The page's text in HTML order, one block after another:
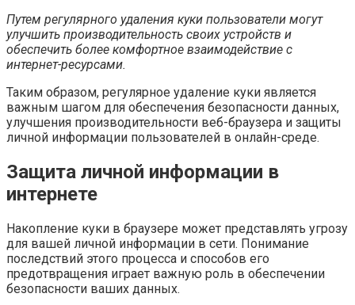
Путем регулярного удаления куки пользователи могут
улучшить производительность своих устройств и
обеспечить более комфортное взаимодействие с
интернет-ресурсами.
Таким образом, регулярное удаление куки является
важным шагом для обеспечения безопасности данных,
улучшения производительности веб-браузера и защиты
личной информации пользователей в онлайн-среде.
Защита личной информации в
интернете
Накопление куки в браузере может представлять угрозу
для вашей личной информации в сети. Понимание
последствий этого процесса и способов его
предотвращения играет важную роль в обеспечении
безопасности ваших данных.